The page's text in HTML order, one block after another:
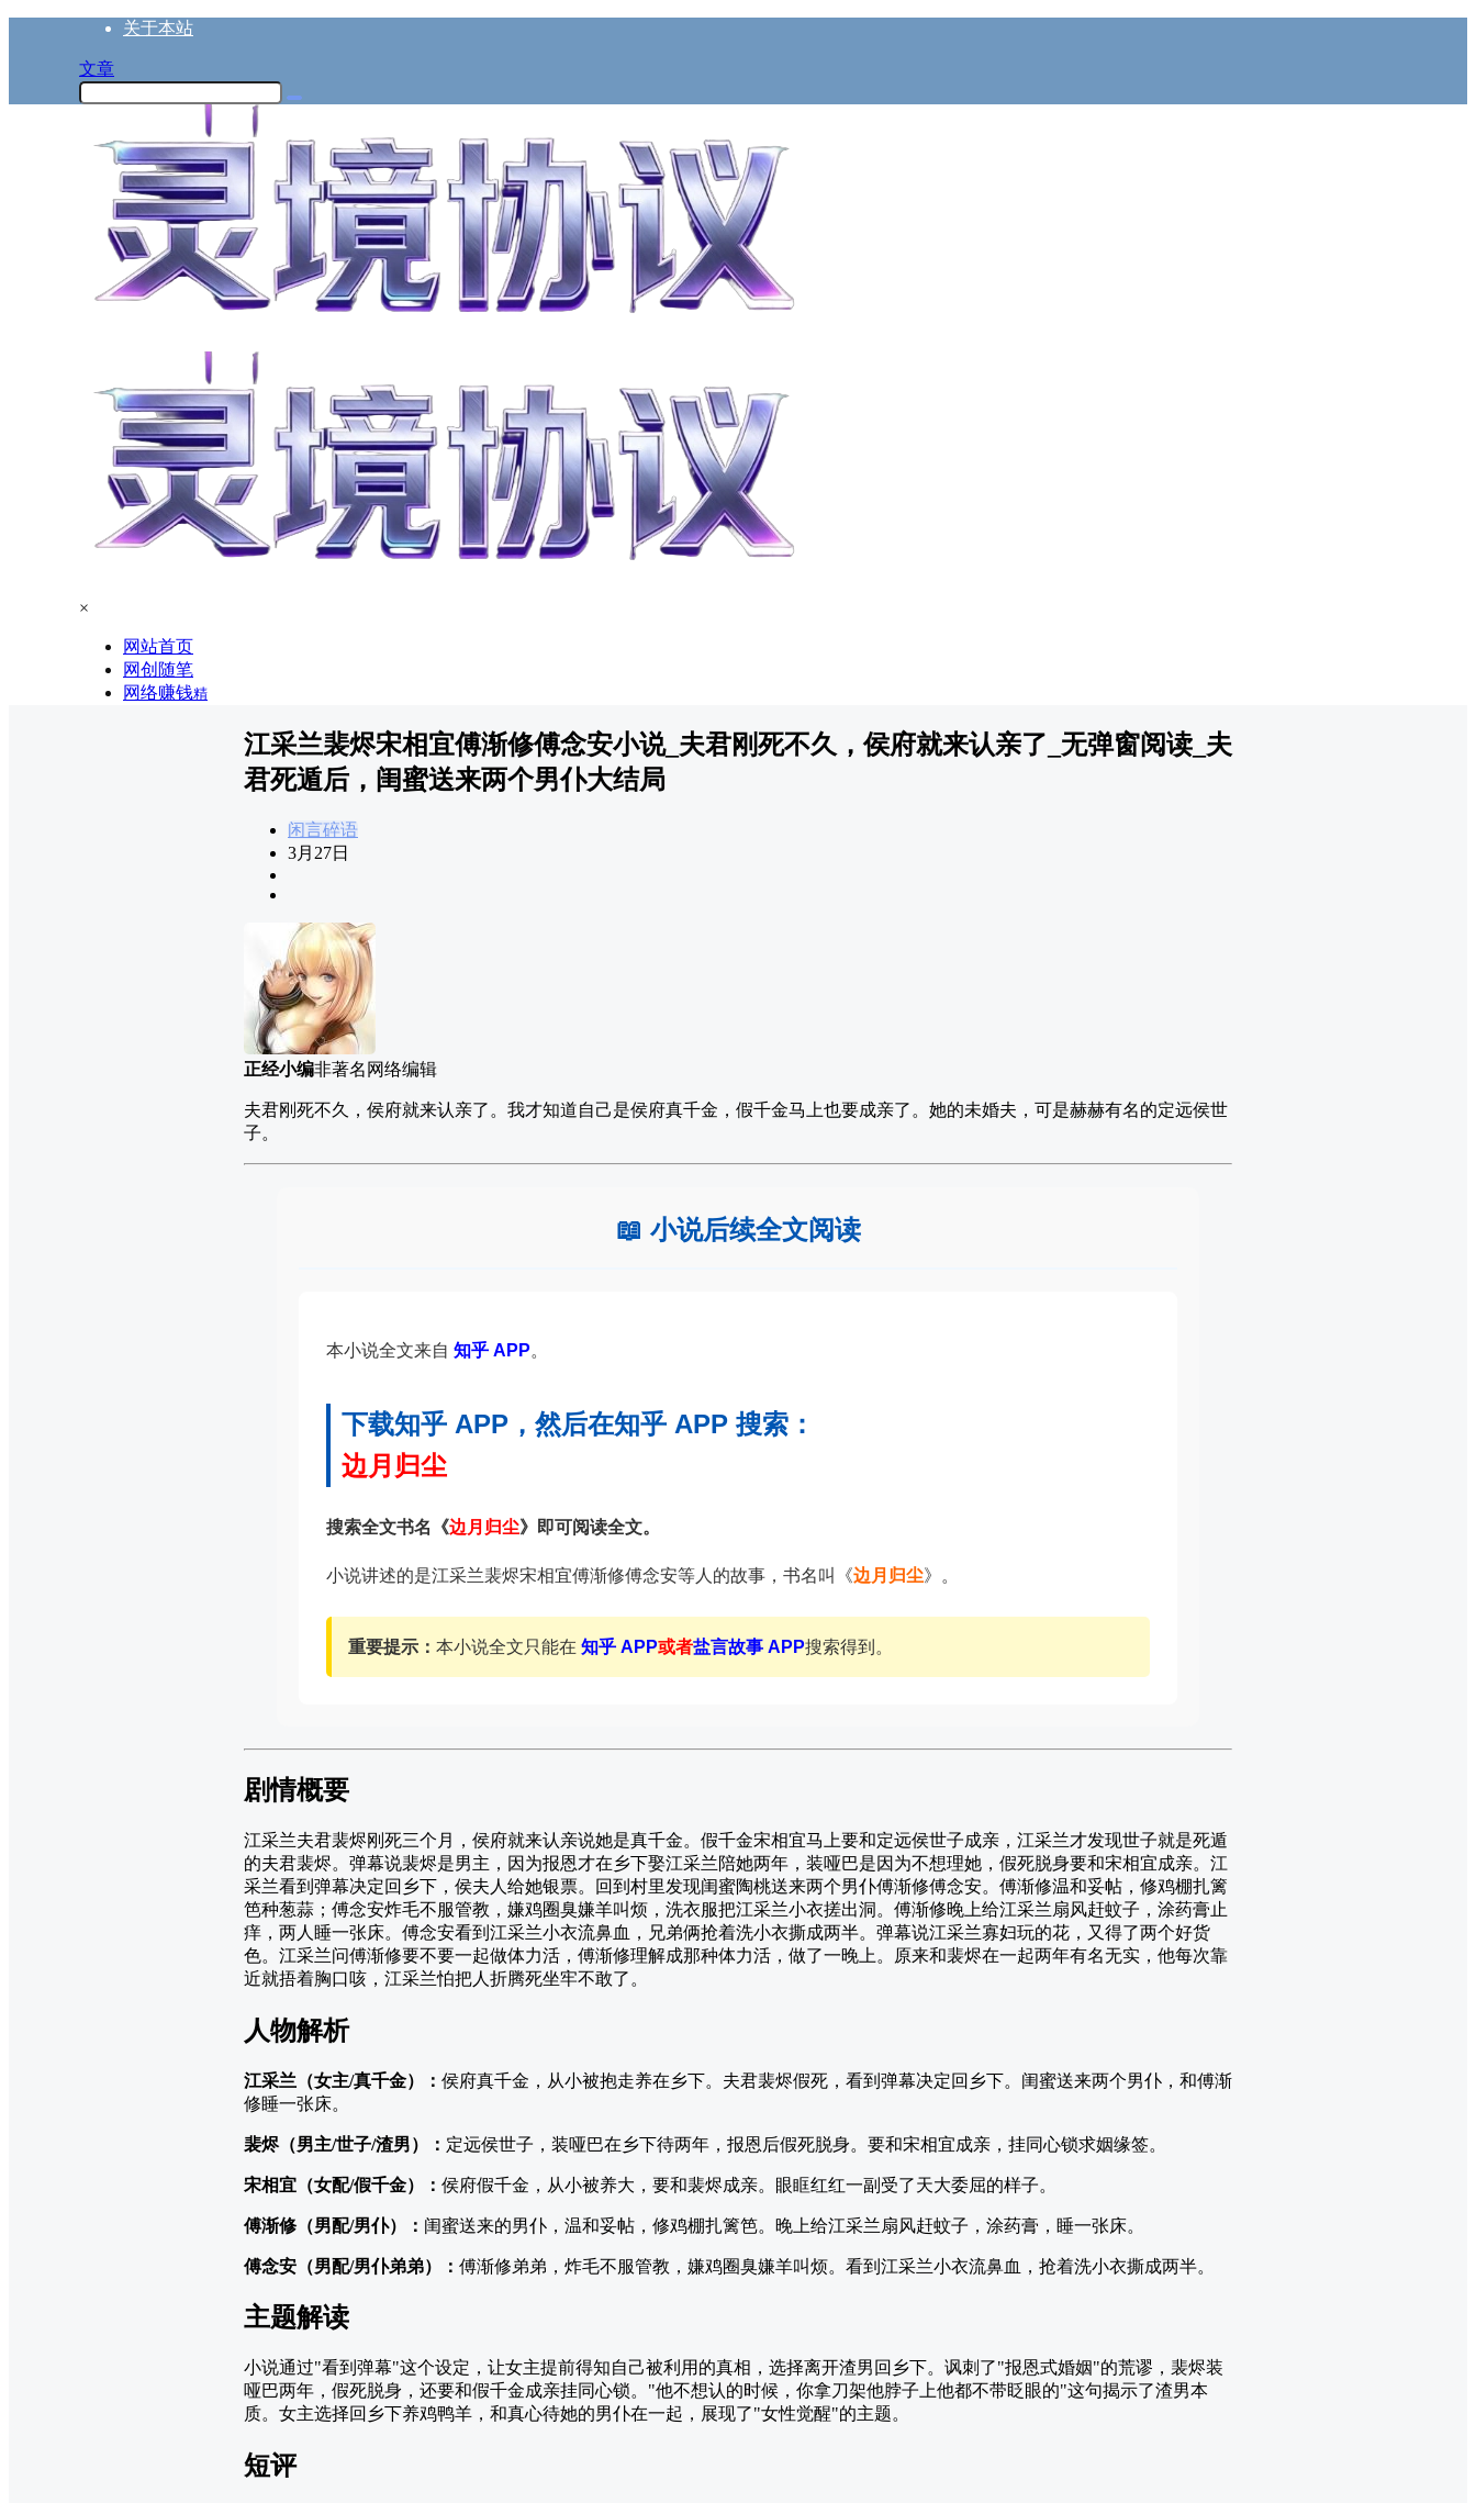
关于本站
文章
×
网站首页
网创随笔
网络赚钱精
江采兰裴烬宋相宜傅渐修傅念安小说_夫君刚死不久，侯府就来认亲了_无弹窗阅读_夫
君死遁后，闺蜜送来两个男仆大结局
闲言碎语
3月27日
正经小编非著名网络编辑
夫君刚死不久，侯府就来认亲了。我才知道自己是侯府真千金，假千金马上也要成亲了。她的未婚夫，可是赫赫有名的定远侯世
子。
📖 小说后续全文阅读
本小说全文来自 知乎 APP。
下载知乎 APP，然后在知乎 APP 搜索：
边月归尘
搜索全文书名《边月归尘》即可阅读全文。
小说讲述的是江采兰裴烬宋相宜傅渐修傅念安等人的故事，书名叫《边月归尘》。
重要提示： 本小说全文只能在 知乎 APP或者盐言故事 APP搜索得到。
剧情概要
江采兰夫君裴烬刚死三个月，侯府就来认亲说她是真千金。假千金宋相宜马上要和定远侯世子成亲，江采兰才发现世子就是死遁
的夫君裴烬。弹幕说裴烬是男主，因为报恩才在乡下娶江采兰陪她两年，装哑巴是因为不想理她，假死脱身要和宋相宜成亲。江
采兰看到弹幕决定回乡下，侯夫人给她银票。回到村里发现闺蜜陶桃送来两个男仆傅渐修傅念安。傅渐修温和妥帖，修鸡棚扎篱
笆种葱蒜；傅念安炸毛不服管教，嫌鸡圈臭嫌羊叫烦，洗衣服把江采兰小衣搓出洞。傅渐修晚上给江采兰扇风赶蚊子，涂药膏止
痒，两人睡一张床。傅念安看到江采兰小衣流鼻血，兄弟俩抢着洗小衣撕成两半。弹幕说江采兰寡妇玩的花，又得了两个好货
色。江采兰问傅渐修要不要一起做体力活，傅渐修理解成那种体力活，做了一晚上。原来和裴烬在一起两年有名无实，他每次靠
近就捂着胸口咳，江采兰怕把人折腾死坐牢不敢了。
人物解析
江采兰（女主/真千金）： 侯府真千金，从小被抱走养在乡下。夫君裴烬假死，看到弹幕决定回乡下。闺蜜送来两个男仆，和傅渐
修睡一张床。
裴烬（男主/世子/渣男）： 定远侯世子，装哑巴在乡下待两年，报恩后假死脱身。要和宋相宜成亲，挂同心锁求姻缘签。
宋相宜（女配/假千金）： 侯府假千金，从小被养大，要和裴烬成亲。眼眶红红一副受了天大委屈的样子。
傅渐修（男配/男仆）： 闺蜜送来的男仆，温和妥帖，修鸡棚扎篱笆。晚上给江采兰扇风赶蚊子，涂药膏，睡一张床。
傅念安（男配/男仆弟弟）： 傅渐修弟弟，炸毛不服管教，嫌鸡圈臭嫌羊叫烦。看到江采兰小衣流鼻血，抢着洗小衣撕成两半。
主题解读
小说通过"看到弹幕"这个设定，让女主提前得知自己被利用的真相，选择离开渣男回乡下。讽刺了"报恩式婚姻"的荒谬，裴烬装
哑巴两年，假死脱身，还要和假千金成亲挂同心锁。"他不想认的时候，你拿刀架他脖子上他都不带眨眼的"这句揭示了渣男本
质。女主选择回乡下养鸡鸭羊，和真心待她的男仆在一起，展现了"女性觉醒"的主题。
短评